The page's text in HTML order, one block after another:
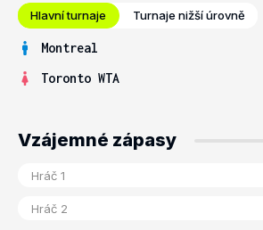
Hlavní turnaje Turnaje nižší úrovně
Montreal
Toronto WTA
Vzájemné zápasy